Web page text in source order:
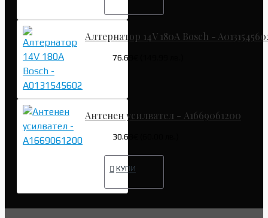
Алтернатор 14V 180A Bosch -
76.69€ (149.99 лв.)
Антенен усилвател - A1669061200
30.68€ (60.00 лв.)
КУПИ